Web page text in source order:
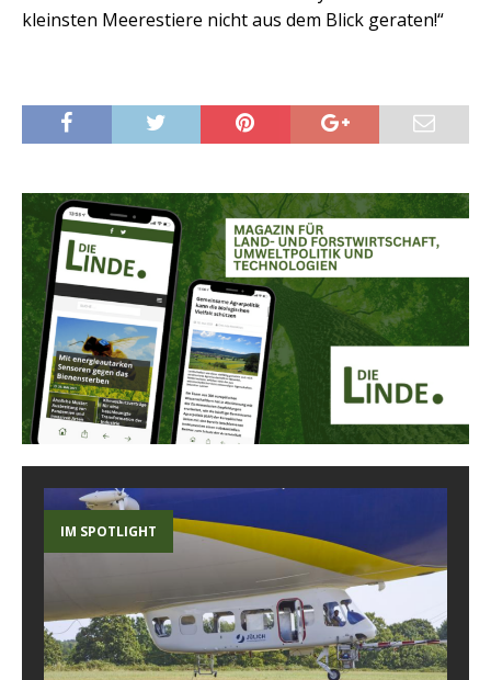
kleinsten Meerestiere nicht aus dem Blick geraten!“
IM SPOTLIGHT